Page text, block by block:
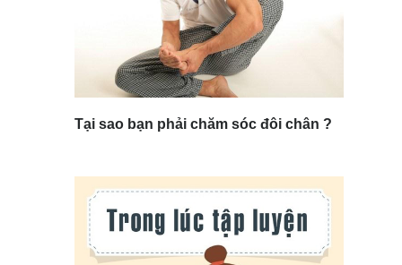
Tại sao bạn phải chăm sóc đôi chân ?